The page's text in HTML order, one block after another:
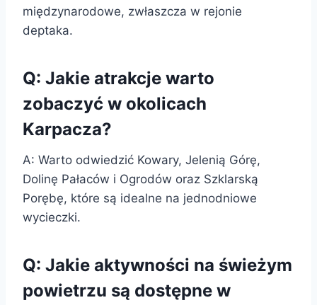
międzynarodowe, zwłaszcza w rejonie
deptaka.
Q: Jakie atrakcje warto
zobaczyć w okolicach
Karpacza?
A: Warto odwiedzić Kowary, Jelenią Górę,
Dolinę Pałaców i Ogrodów oraz Szklarską
Porębę, które są idealne na jednodniowe
wycieczki.
Q: Jakie aktywności na świeżym
powietrzu są dostępne w